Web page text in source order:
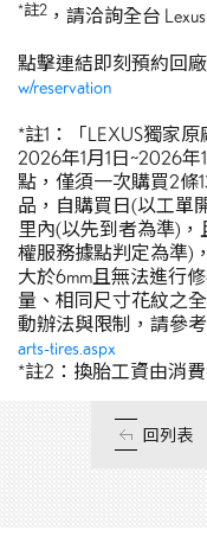
*註2 ，請洽詢全台
點擊連結即刻預約回
w/reservation
*註1：「LEXUS獨家
2026年1月1日~2026年
點，僅須一次購買2條
品，自購買日(以工單
里內(以先到者為準)，
權服務據點判定為準)
大於6mm且無法進行
量、相同尺寸花紋之
動辦法與限制，請參考
arts-tires.aspx
*註2：換胎工資由消
回列表